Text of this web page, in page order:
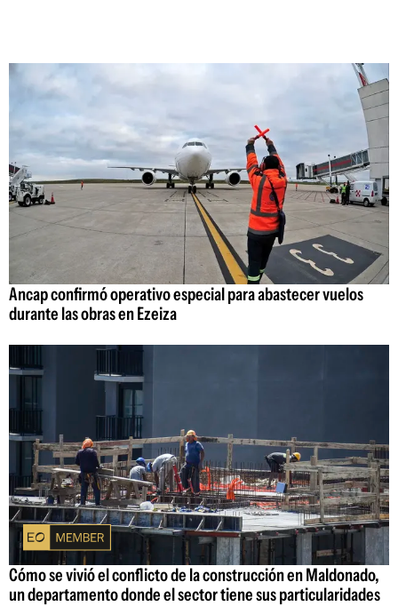
Ancap confirmó operativo especial para abastecer vuelos
durante las obras en Ezeiza
Cómo se vivió el conflicto de la construcción en Maldonado,
un departamento donde el sector tiene sus particularidades